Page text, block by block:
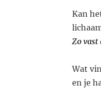
Kan
Zo vast
Wat
en je